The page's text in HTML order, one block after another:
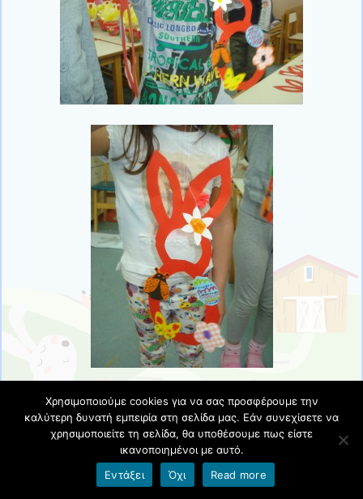
Χρησιμοποιούμε cookies για να σας προσφέρουμε την
καλύτερη δυνατή εμπειρία στη σελίδα μας. Εάν συνεχίσετε να
χρησιμοποιείτε τη σελίδα, θα υποθέσουμε πως είστε
ικανοποιημένοι με αυτό.
Εντάξει
Όχι Read more